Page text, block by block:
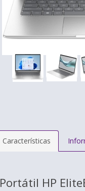
Características
Portátil HP